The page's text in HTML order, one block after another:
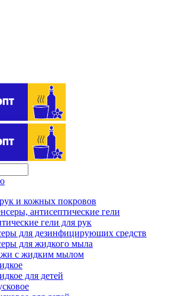
и кожных покровов
антисептические гели
гели для рук
для дезинфицирующих средств
для жидкого мыла
с жидким мылом
для детей